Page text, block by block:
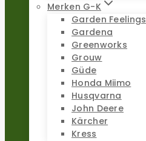
Merken G-K
Garden Feelings
Gardena
Greenworks
Grouw
Güde
Honda Miimo
Husqvarna
John Deere
Kärcher
Kress